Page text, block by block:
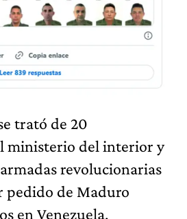
trató de 20
ministerio del interior y
revolucionarias
pedido de Maduro
en Venezuela.